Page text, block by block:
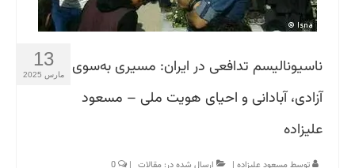
13
مارس 2025
ناسیونالیسم تدافعی در ایران: مسیری به‌سوی
آزادی، آبادانی و احیای هویت ملی – مسعود
علیزاده
توسطمسعود علیزاده | ارسال شده در: مقالات |